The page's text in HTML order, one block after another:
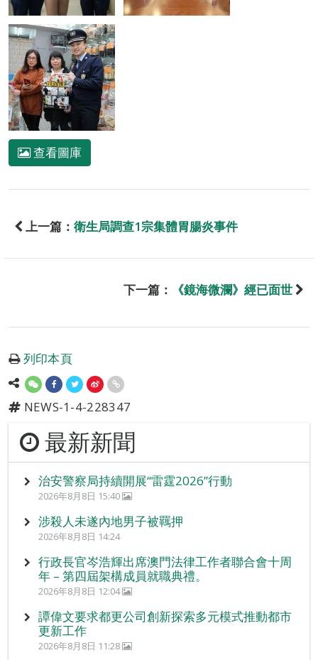
查看圖庫
上一篇： 衛生局調查1宗集體胃腸炎事件
下一篇： 《鏡海微瀾》經已面世
列印本頁
NEWS-1-4-228347
最新新聞
治安警察局持續開展“雷霆2026”行動
2026年8月8日 15:40
涉殺人未遂內地男子被羈押
2026年8月8日 14:24
行政長官岑浩輝出席澳門法律工作者聯合會十周
年 – 第四屆架構成員就職典禮。
2026年8月8日 12:04
譚偉文要求都更公司創新探索多元模式推動都市
更新工作
2026年8月8日 11:28